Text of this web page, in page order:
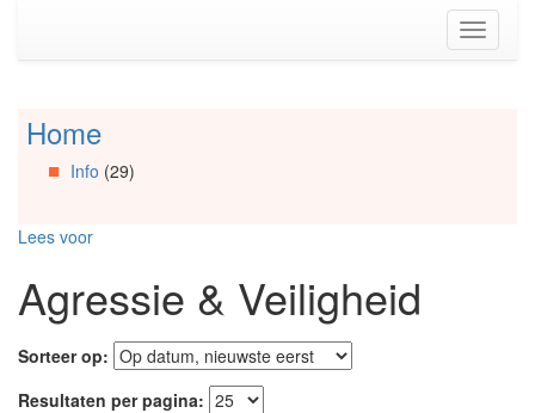
primaire
zijbalk
Toggle
Spring
Artikels
Info
naar
Organisaties
Spring
naar
Social
Home
Info (29)
Lees voor
Agressie & Veiligheid
Sorteer op:
Resultaten per pagina: